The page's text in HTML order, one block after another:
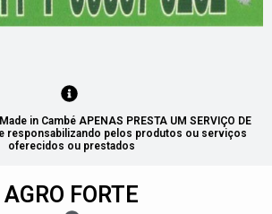
in Cambé APENAS PRESTA UM SERVIÇO DE
responsabilizando pelos produtos ou serviços
oferecidos ou prestados
AGRO FORTE